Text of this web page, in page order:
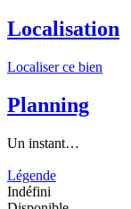
Localisation
Localiser ce bien
Planning
Un instant…
Légende
Indéfini